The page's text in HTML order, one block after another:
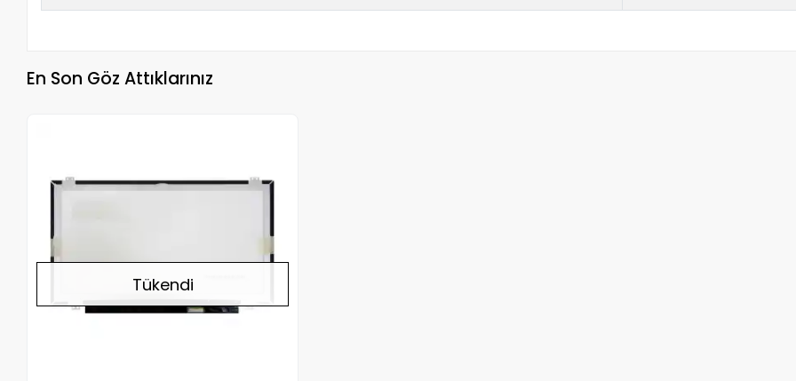
En Son Göz Attıklarınız
Tükendi